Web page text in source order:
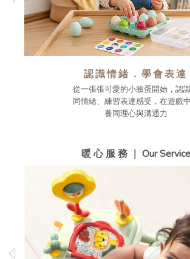
認識情緒．學會表達
從一張張可愛的小臉蛋開始，認
同情緒、練習表達感受，在遊戲
養同理心與溝通力
暖 心 服 務 ｜ Our Service